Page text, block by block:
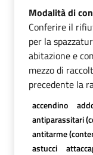
Modalità di
Conferire il
per la
abitazione e
mezzo di
precedente la
accendino
antiparassitari
antitarme
astucci